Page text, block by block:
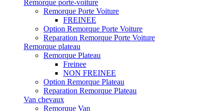
Remorque porte-voiture
Remorque Porte Voiture
FREINEE
Option Remorque Porte Voiture
Reparation Remorque Porte Voiture
Remorque plateau
Remorque Plateau
Freinee
NON FREINEE
Option Remorque Plateau
Reparation Remorque Plateau
Van chevaux
Remorque Van